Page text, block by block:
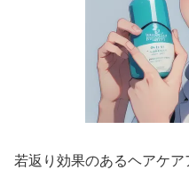
若返り効果のあるヘアケ